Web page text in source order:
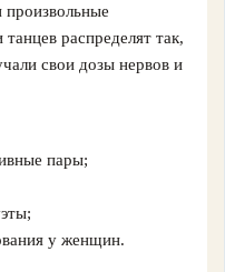
произвольные
распределят так,
свои дозы нервов и
пары;
у женщин.